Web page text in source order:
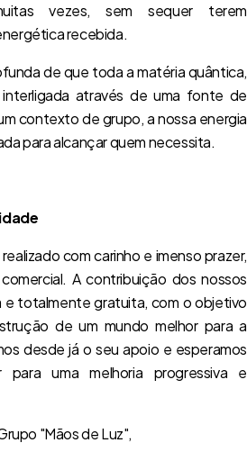
vezes, sem sequer terem
recebida.
de que toda a matéria quântica,
através de uma fonte de
contexto de grupo, a nossa energia
para alcançar quem necessita.
com carinho e imenso prazer,
A contribuição dos nossos
e totalmente gratuita, com o objetivo
de um mundo melhor para a
desde já o seu apoio e esperamos
para uma melhoria progressiva e
"Mãos de Luz",